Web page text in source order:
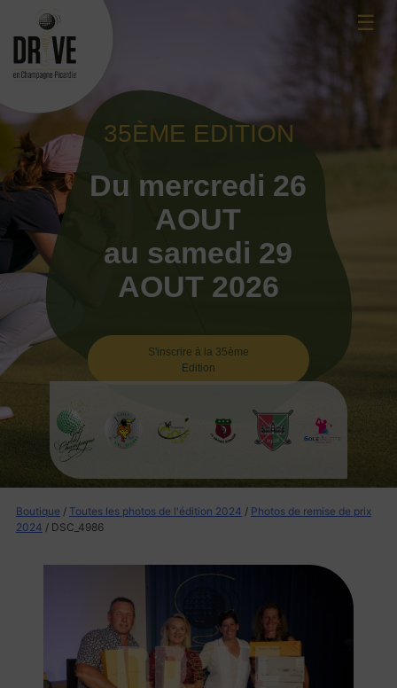
content
☰
35ÈME EDITION
Du mercredi 26
AOUT
au samedi 29
AOUT 2026
S'inscrire à la 35ème
Edition
Boutique / Toutes les photos de l'édition 2024 / Photos de remise de prix
2024 / DSC_4986